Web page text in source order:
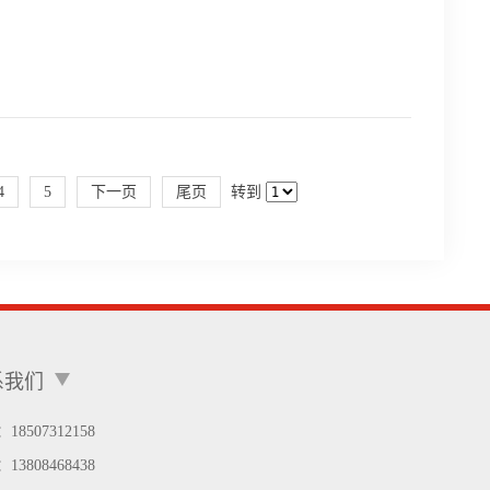
5 下一页 尾页 转到
们
18507312158
13808468438